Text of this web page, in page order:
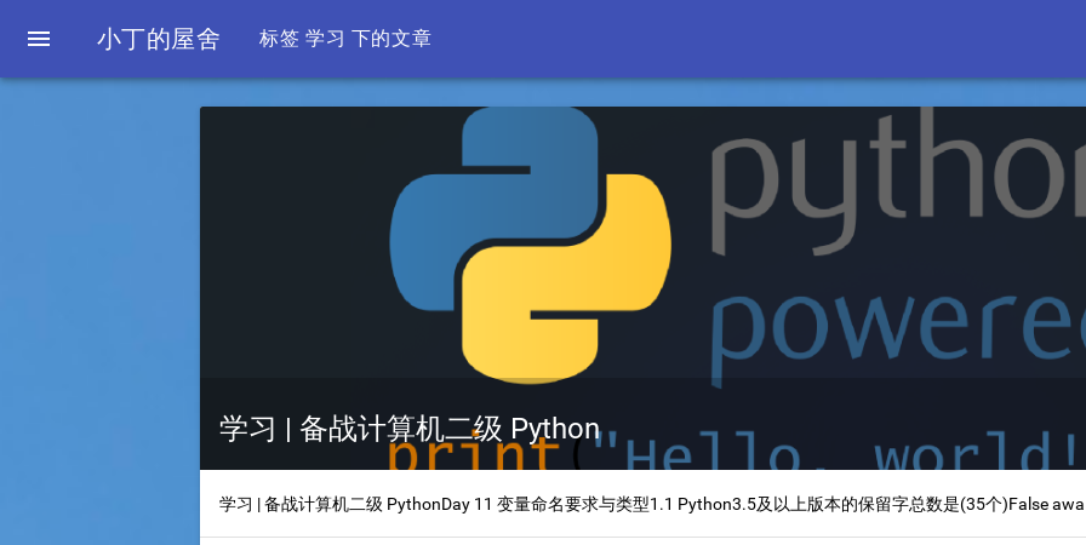
 小丁的屋舍 标签 学习 下的文章
学习 | 备战计算机二级 Python
学习 | 备战计算机二级 PythonDay 11 变量命名要求与类型1.1 Python3.5及以上版本的保留字总数是(35个)False